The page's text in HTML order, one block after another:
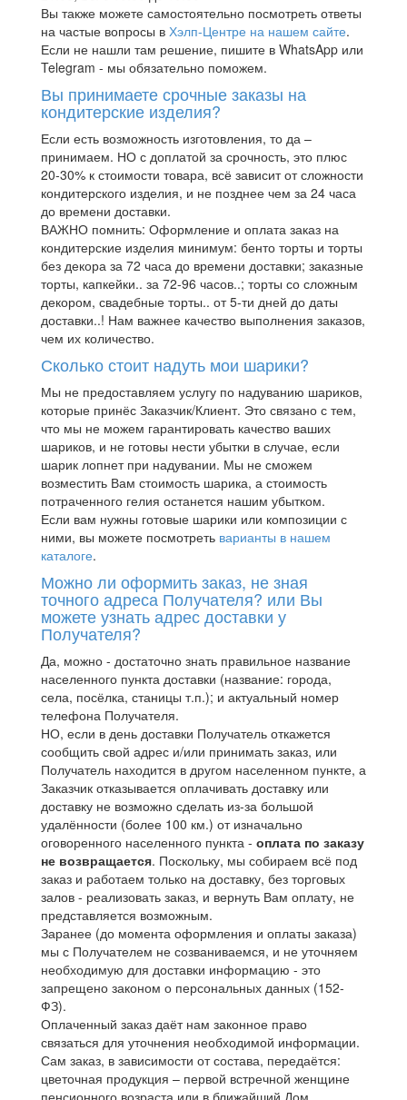
Вы также можете самостоятельно посмотреть ответы
на частые вопросы в Хэлп-Центре на нашем сайте.
Если не нашли там решение, пишите в WhatsApp или
Telegram - мы обязательно поможем.
Вы принимаете срочные заказы на
кондитерские изделия?
Если есть возможность изготовления, то да –
принимаем. НО с доплатой за срочность, это плюс
20-30% к стоимости товара, всё зависит от сложности
кондитерского изделия, и не позднее чем за 24 часа
до времени доставки.
ВАЖНО помнить: Оформление и оплата заказ на
кондитерские изделия минимум: бенто торты и торты
без декора за 72 часа до времени доставки; заказные
торты, капкейки.. за 72-96 часов..; торты со сложным
декором, свадебные торты.. от 5-ти дней до даты
доставки..! Нам важнее качество выполнения заказов,
чем их количество.
Сколько стоит надуть мои шарики?
Мы не предоставляем услугу по надуванию шариков,
которые принёс Заказчик/Клиент. Это связано с тем,
что мы не можем гарантировать качество ваших
шариков, и не готовы нести убытки в случае, если
шарик лопнет при надувании. Мы не сможем
возместить Вам стоимость шарика, а стоимость
потраченного гелия останется нашим убытком.
Если вам нужны готовые шарики или композиции с
ними, вы можете посмотреть варианты в нашем
каталоге.
Можно ли оформить заказ, не зная
точного адреса Получателя? или Вы
можете узнать адрес доставки у
Получателя?
Да, можно - достаточно знать правильное название
населенного пункта доставки (название: города,
села, посёлка, станицы т.п.); и актуальный номер
телефона Получателя.
НО, если в день доставки Получатель откажется
сообщить свой адрес и/или принимать заказ, или
Получатель находится в другом населенном пункте, а
Заказчик отказывается оплачивать доставку или
доставку не возможно сделать из-за большой
удалённости (более 100 км.) от изначально
оговоренного населенного пункта - оплата по заказу
не возвращается. Поскольку, мы собираем всё под
заказ и работаем только на доставку, без торговых
залов - реализовать заказ, и вернуть Вам оплату, не
представляется возможным.
Заранее (до момента оформления и оплаты заказа)
мы с Получателем не созваниваемся, и не уточняем
необходимую для доставки информацию - это
запрещено законом о персональных данных (152-
ФЗ).
Оплаченный заказ даёт нам законное право
связаться для уточнения необходимой информации.
Сам заказ, в зависимости от состава, передаётся:
цветочная продукция – первой встречной женщине